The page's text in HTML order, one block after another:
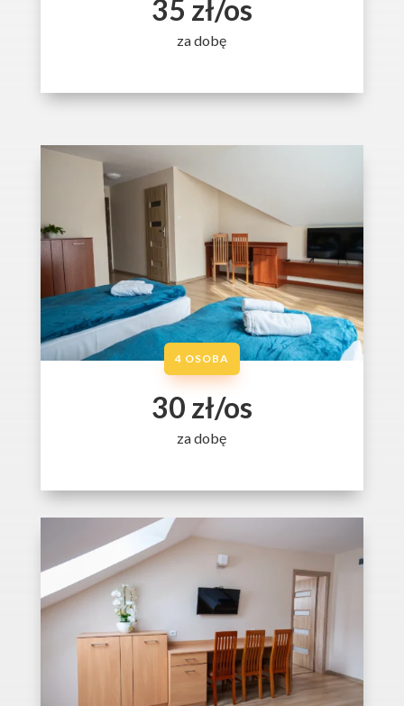
35 zł/os
za dobę
4 OSOBA
30 zł/os
za dobę